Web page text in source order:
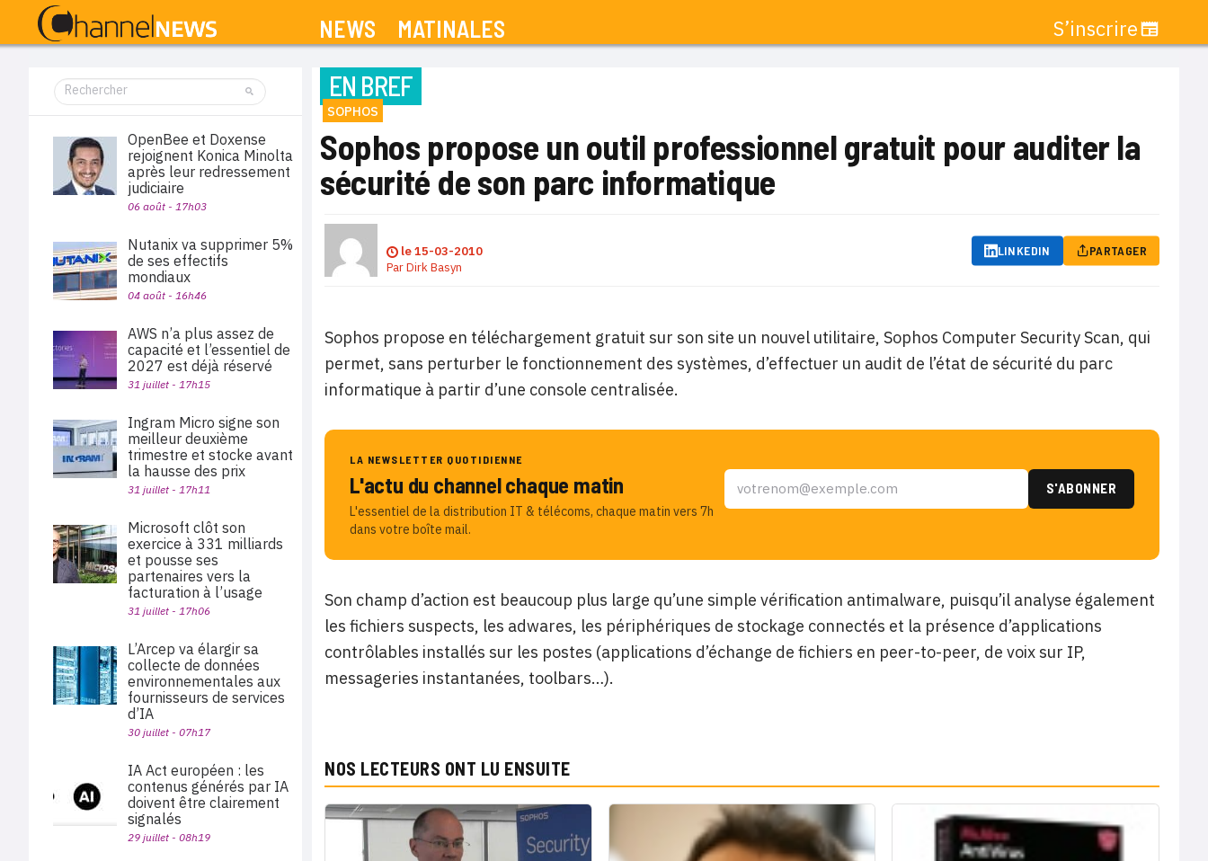
NEWS MATINALES S’inscrire
EN BREF
SOPHOS
Sophos propose un outil professionnel gratuit pour auditer la
sécurité de son parc informatique
le15-03-2010
ParDirk Basyn
LINKEDIN PARTAGER
Sophos propose en téléchargement gratuit sur son site un nouvel utilitaire, Sophos Computer Security Scan, qui
permet, sans perturber le fonctionnement des systèmes, d’effectuer un audit de l’état de sécurité du parc
informatique à partir d’une console centralisée.
LA NEWSLETTER QUOTIDIENNE
L'actu du channel chaque matin
L'essentiel de la distribution IT & télécoms, chaque matin vers 7h
dans votre boîte mail.
Son champ d’action est beaucoup plus large qu’une simple vérification antimalware, puisqu’il analyse également
les fichiers suspects, les adwares, les périphériques de stockage connectés et la présence d’applications
contrôlables installés sur les postes (applications d’échange de fichiers en peer-to-peer, de voix sur IP,
messageries instantanées, toolbars…).
NOS LECTEURS ONT LU ENSUITE
OpenBee et Doxense
rejoignent Konica Minolta
après leur redressement
judiciaire
06 août - 17h03
Nutanix va supprimer 5%
de ses effectifs
mondiaux
04 août - 16h46
AWS n’a plus assez de
capacité et l’essentiel de
2027 est déjà réservé
31 juillet - 17h15
Ingram Micro signe son
meilleur deuxième
trimestre et stocke avant
la hausse des prix
31 juillet - 17h11
Microsoft clôt son
exercice à 331 milliards
et pousse ses
partenaires vers la
facturation à l’usage
31 juillet - 17h06
L’Arcep va élargir sa
collecte de données
environnementales aux
fournisseurs de services
d’IA
30 juillet - 07h17
IA Act européen : les
contenus générés par IA
doivent être clairement
signalés
29 juillet - 08h19